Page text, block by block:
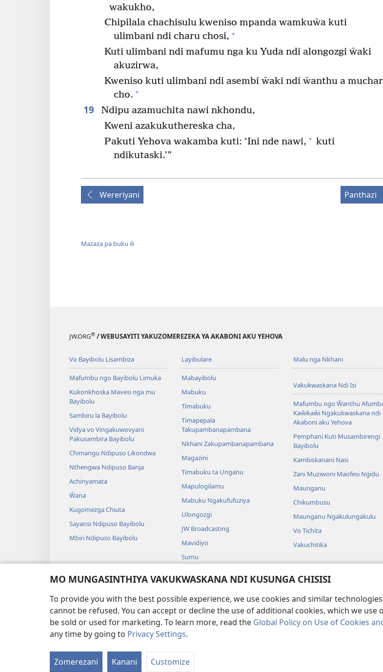
MO MUNGASINTHIYA VAKUKWASKANA NDI KUSUNGA CHISISI
To provide you with the best possible experience, we use cookies and similar
cannot be refused. You can accept or decline the use of additional cookies, which we
be sold or used for marketing. To learn more, read the Global Policy on Use of Cookies
any time by going to Privacy Settings.
Zomerezani Kanani Customize
wakukho,
Chipilala chachisulu kweniso mpanda wamkuŵa kuti
ulimbani ndi charu chosi, +
Kuti ulimbani ndi mafumu nga ku Yuda ndi alongozgi ŵaki
akuzirwa,
Kweniso kuti ulimbani ndi asembi ŵaki ndi ŵanthu a
cho. +
19
Ndipu azamuchita nawi nkhondu,
Kweni azakukuthereska cha,
Pakuti Yehova wakamba kuti: ‘Ini nde nawi, + kuti
ndikutaski.’”
Wereriyani Panthazi
Mazaza pa buku ili
JW.ORG® / WEBUSAYITI YAKUZOMEREZEKA YA AKABONI AKU YEHOVA
Vo Bayibolu Lisambiza
Mafumbu ngo Bayibolu Limuka
Kukonkhoska Mavesi nga mu
Bayibolu
Sambiru la Bayibolu
Vidya vo Vingakuwovyani
Pakusambira Bayibolu
Chimangu Ndipuso Likondwa
Nthengwa Ndipuso Banja
Achinyamata
Ŵana
Kugomezga Chiuta
Sayansi Ndipuso Bayibolu
Mbiri Ndipuso Bayibolu
Layibulare
Mabayibolu
Mabuku
Timabuku
Timapepala
Takupambanapambana
Nkhani Zakupambanapambana
Magazini
Timabuku ta Unganu
Mapulogilamu
Mabuku Ngakufufuziya
Ulongozgi
JW Broadcasting
Mavidiyo
Sumu
Maseŵeru nga mu Bayibolu
Malu nga Nkhani
Vakukwaskana Ndi Isi
Mafumbu ngo Ŵanthu
Kaŵikaŵi Ngakukwaskana ndi
Akaboni aku Yehova
Pemphani Kuti Musambirengi
Bayibolu
Kambiskanani Nasi
Zani Muziwoni Maofesi Ngidu
Maunganu
Chikumbusu
Maunganu Ngakulungakulu
Vo Tichita
Vakuchitika
FUNDU ZO MUKHUMBIKA KULONDO